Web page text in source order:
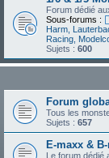
Forum dédié
Sous-forums :
Harm,
Racing,
Sujets : 600
Forum
Tous les
Sujets : 657
E-maxx &
Le forum dédié